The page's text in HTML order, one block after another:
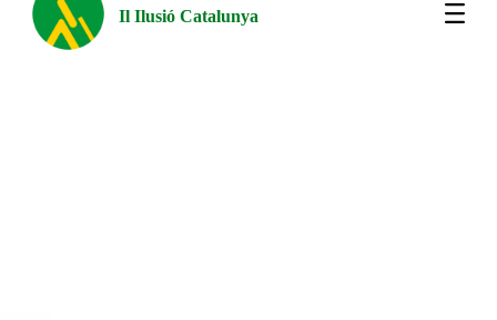
Il Ilusió Catalunya